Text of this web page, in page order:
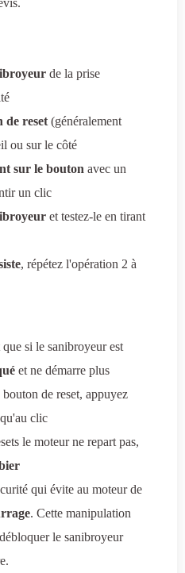
de la prise
de reset (généralement
ou sur le côté
sur le bouton avec un
un clic
et testez-le en tirant
, répétez l'opération 2 à
si le sanibroyeur est
et ne démarre plus
de reset, appuyez
clic
le moteur ne repart pas,
qui évite au moteur de
. Cette manipulation
le sanibroyeur